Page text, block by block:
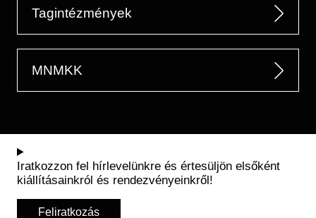
Tagintézmények
MNMKK
Iratkozzon fel hírlevelünkre és értesüljön elsőként
kiállításainkról és rendezvényeinkről!
Feliratkozás